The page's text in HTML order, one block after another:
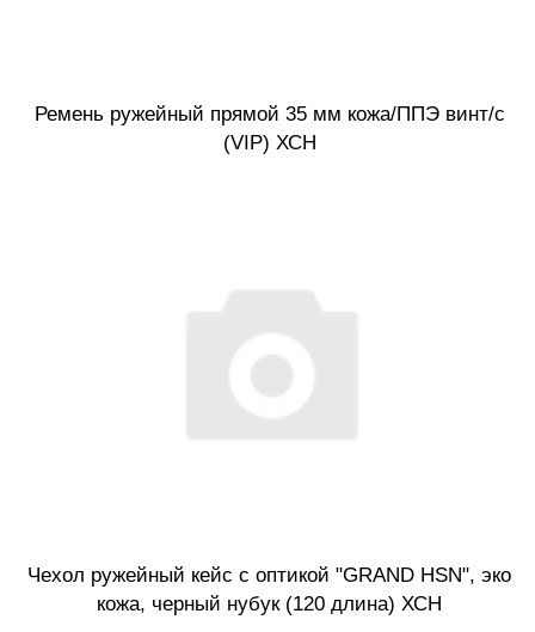
Ремень ружейный прямой 35 мм кожа/ППЭ винт/с
(VIP) ХСН
Чехол ружейный кейс с оптикой "GRAND HSN", эко
кожа, черный нубук (120 длина) ХСН